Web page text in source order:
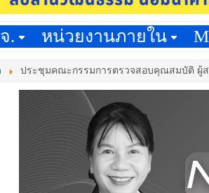
. หน่วยงานภายใน
ประชุมคณะกรรมการตรวจสอบคุณสมบัติ ผู้